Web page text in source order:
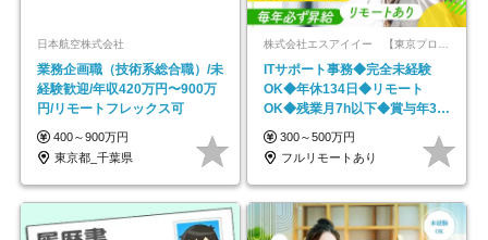
日本航空株式会社
業務企画職（技術系総合職）/未
経験歓迎/年収420万円〜900万
円/リモートフレックス可
400～900万円
東京都_千葉県
株式会社エスアイイー 【東京プロマーケット上場】
ITサポート事務◆完全未経験
OK◆年休134日◆リモート
OK◆残業月7h以下◆賞与年3回
◆5年目まで必ず昇給
300～500万円
フルリモートあり